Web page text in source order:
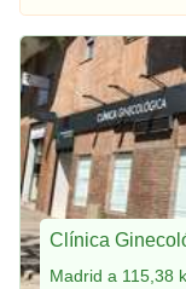
Clínica
Madrid a 115,38